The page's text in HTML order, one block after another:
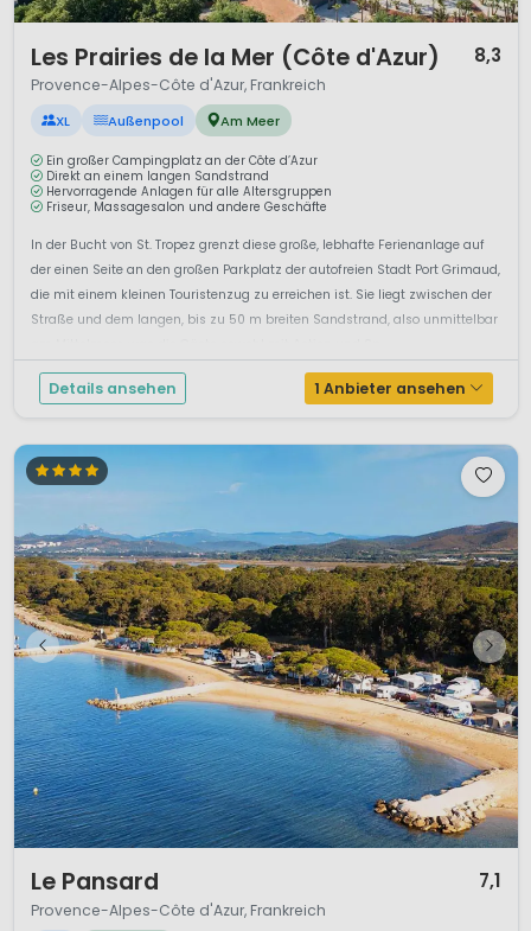
Les Prairies de la Mer (Côte d'Azur) 8,3
Provence-Alpes-Côte d'Azur, Frankreich
XL Außenpool Am Meer
Ein großer Campingplatz an der Côte d’Azur
Direkt an einem langen Sandstrand
Hervorragende Anlagen für alle Altersgruppen
Friseur, Massagesalon und andere Geschäfte
In der Bucht von St. Tropez grenzt diese große, lebhafte Ferienanlage auf
der einen Seite an den großen Parkplatz der autofreien Stadt Port Grimaud,
die mit einem kleinen Touristenzug zu erreichen ist. Sie liegt zwischen der
Straße und dem langen, bis zu 50 m breiten Sandstrand, also unmittelbar
Details ansehen 1 Anbieter ansehen
Le Pansard 7,1
Provence-Alpes-Côte d'Azur, Frankreich